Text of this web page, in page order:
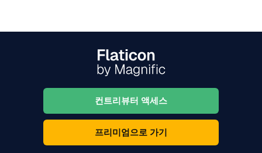
컨트리뷰터 액세스
프리미엄으로 가기